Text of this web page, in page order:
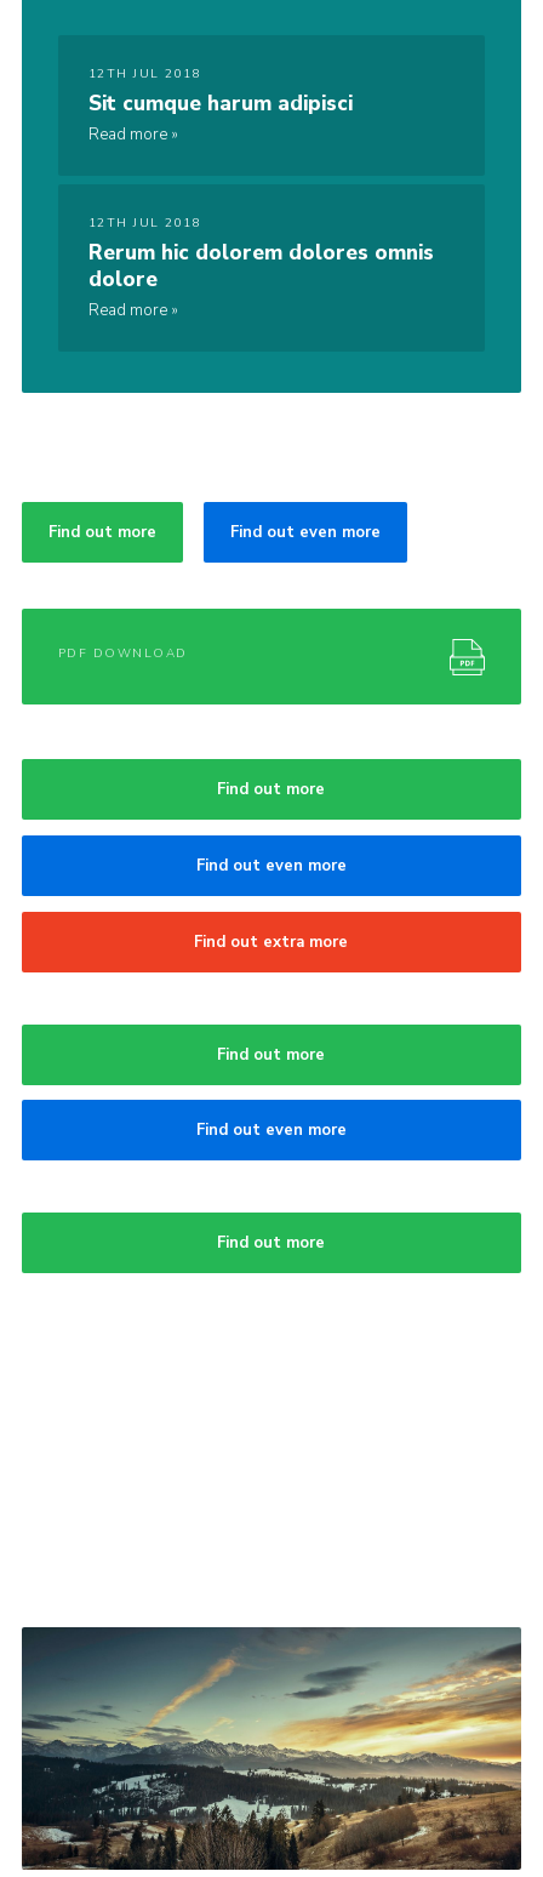
12TH JUL 2018
Sit cumque harum adipisci
Read more
12TH JUL 2018
Rerum hic dolorem dolores omnis
dolore
Read more
Find out more Find out even more
PDF DOWNLOAD
Find out more
Find out even more
Find out extra more
Find out more
Find out even more
Find out more